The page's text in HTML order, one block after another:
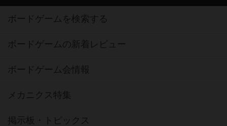
ボードゲームを検索する
ボードゲームの新着レビュー
ボードゲーム会情報
メカニクス特集
掲示板・トピックス